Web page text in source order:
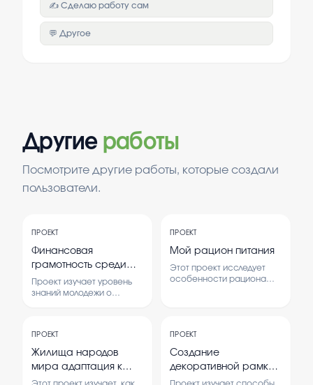
✍️ Сделаю работу сам
💬 Другое
Другие работы
Посмотрите другие работы, которые создали
пользователи.
ПРОЕКТ
Финансовая
грамотность среди
молодежи
Проект изучает уровень
знаний молодежи о
недостаточной
финансовой грамотности
и предлагаются пути ее
повышения.
ПРОЕКТ
Мой рацион питания
Этот проект исследует
особенности рациона
рекомендации по
ПРОЕКТ
Жилища народов
мира адаптация к
среде и культуре
ПРОЕКТ
Создание
декоративной рамки
своими руками